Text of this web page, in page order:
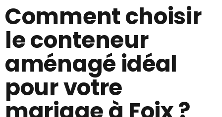
Comment choisir
le conteneur
aménagé idéal
pour votre